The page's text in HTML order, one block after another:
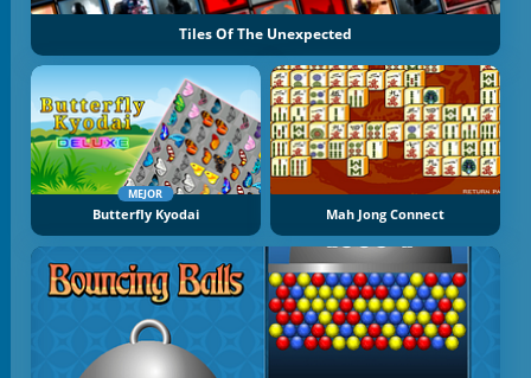
Tiles Of The Unexpected
MEJOR
Butterfly Kyodai Mah Jong Connect